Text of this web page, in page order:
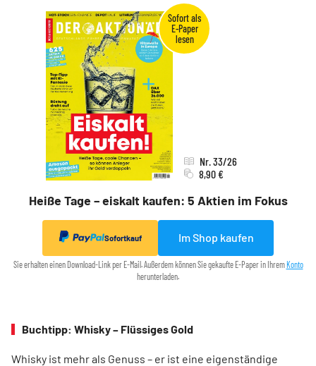
Heiße Tage – eiskalt kaufen: 5 Aktien im Fokus
Nr. 33/26
8,90 €
Sofortkauf Im Shop kaufen
Sie erhalten einen Download-Link per E-Mail. Außerdem können Sie gekaufte E-Paper in IhremKonto
herunterladen.
Buchtipp: Whisky – Flüssiges Gold
Whisky ist mehr als Genuss – er ist eine eigenständige